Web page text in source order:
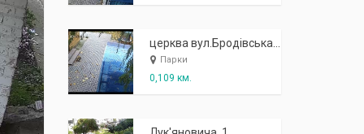
Парки
0,109 км.